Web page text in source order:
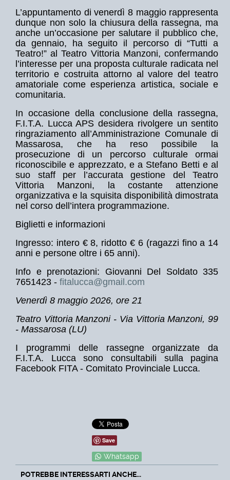
L’appuntamento di venerdì 8 maggio rappresenta
dunque non solo la chiusura della rassegna, ma
anche un’occasione per salutare il pubblico che,
da gennaio, ha seguito il percorso di “Tutti a
Teatro!” al Teatro Vittoria Manzoni, confermando
l’interesse per una proposta culturale radicata nel
territorio e costruita attorno al valore del teatro
amatoriale come esperienza artistica, sociale e
comunitaria.
In occasione della conclusione della rassegna,
F.I.T.A. Lucca APS desidera rivolgere un sentito
ringraziamento all’Amministrazione Comunale di
Massarosa, che ha reso possibile la
prosecuzione di un percorso culturale ormai
riconoscibile e apprezzato, e a Stefano Betti e al
suo staff per l’accurata gestione del Teatro
Vittoria Manzoni, la costante attenzione
organizzativa e la squisita disponibilità dimostrata
nel corso dell’intera programmazione.
Biglietti e informazioni
Ingresso: intero € 8, ridotto € 6 (ragazzi fino a 14
anni e persone oltre i 65 anni).
Info e prenotazioni: Giovanni Del Soldato 335
7651423 - fitalucca@gmail.com
Venerdì 8 maggio 2026, ore 21
Teatro Vittoria Manzoni - Via Vittoria Manzoni, 99
- Massarosa (LU)
I programmi delle rassegne organizzate da
F.I.T.A. Lucca sono consultabili sulla pagina
Facebook FITA - Comitato Provinciale Lucca.
Save
Whatsapp
POTREBBE INTERESSARTI ANCHE...